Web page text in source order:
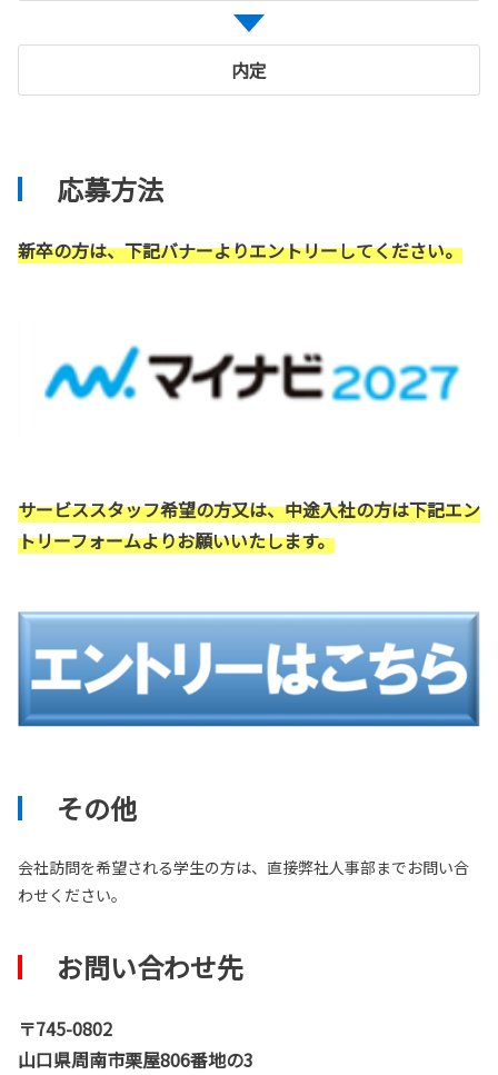
内定
応募方法
新卒の方は、下記バナーよりエントリーしてください。
サービススタッフ希望の方又は、中途入社の方は下記エン
トリーフォームよりお願いいたします。
その他
会社訪問を希望される学生の方は、直接弊社人事部までお問い合
わせください。
お問い合わせ先
〒745-0802
山口県周南市栗屋806番地の3